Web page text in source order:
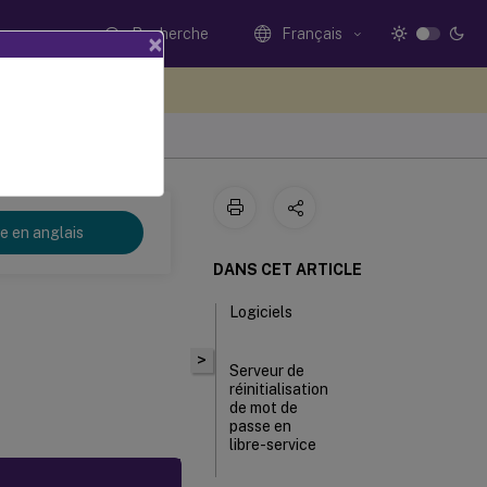
Recherche Français
en anglais
>
DANS CET ARTICLE
Logiciels
Serveur de
réinitialisation
de mot de
passe en
libre-service
×